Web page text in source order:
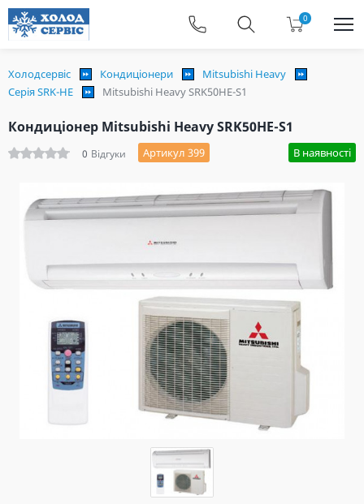
0
Холодсервіс Кондиціонери
Mitsubishi Heavy
Серія SRK-HE
Mitsubishi Heavy SRK50HE-S1
Кондиціонер Mitsubishi Heavy SRK50HE-S1
0 Відгуки Артикул 399 В наявності